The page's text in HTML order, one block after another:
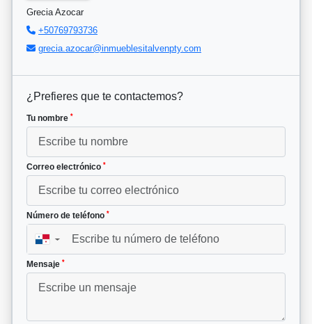
Grecia Azocar
+50769793736
grecia.azocar@inmueblesitalvenpty.com
¿Prefieres que te contactemos?
Tu nombre *
Correo electrónico *
Número de teléfono *
▼
Mensaje *